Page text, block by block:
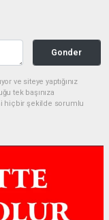
Gonder
ve siteye yaptığınız
tek başınıza
hiçbir şekilde sorumlu